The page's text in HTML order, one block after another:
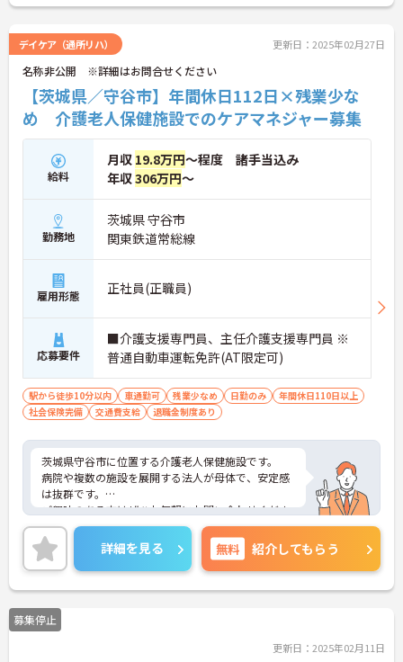
デイケア（通所リハ） 更新日：2025年02月27日
名称非公開 ※詳細はお問合せください
【茨城県／守谷市】年間休日112日×残業少な
め 介護老人保健施設でのケアマネジャー募集
給料
月収 19.8万円～程度 諸手当込み
年収306万円～
勤務地
茨城県 守谷市
関東鉄道常総線
雇用形態 正社員(正職員)
応募要件
■介護支援専門員、主任介護支援専門員 ※
普通自動車運転免許(AT限定可)
駅から徒歩10分以内 車通勤可 残業少なめ 日勤のみ
年間休日110日以上
社会保険完備
交通費支給 退職金制度あり
茨城県守谷市に位置する介護老人保健施設です。
病院や複数の施設を展開する法人が母体で、安定感
は抜群です。
ご興味のある方はぜひお気軽にお問い合わせくださ
い。
詳細を見る 無料 紹介してもらう
募集停止
更新日：2025年02月11日